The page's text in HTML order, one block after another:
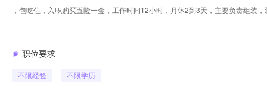
，包吃住，入职购买五险一金，工作时间12小时，月休2到3天，主要负责组装
职位要求
不限经验 不限学历